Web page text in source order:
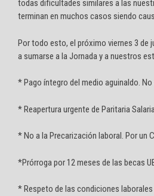
todas dificultades similares a las
terminan en muchos casos siendo
Por todo esto, el próximo viernes 3 de
a sumarse a la Jornada y a nuestros
* Pago íntegro del medio aguinaldo.
* Reapertura urgente de Paritaria
* No a la Precarización laboral. Por un
*Prórroga por 12 meses de las becas
* Respeto de las condiciones